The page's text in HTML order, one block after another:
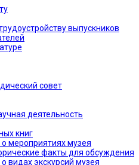
выпускников
совет
деятельность
книг
мероприятиях музея
факты для обсуждения
видах экскурсий музея